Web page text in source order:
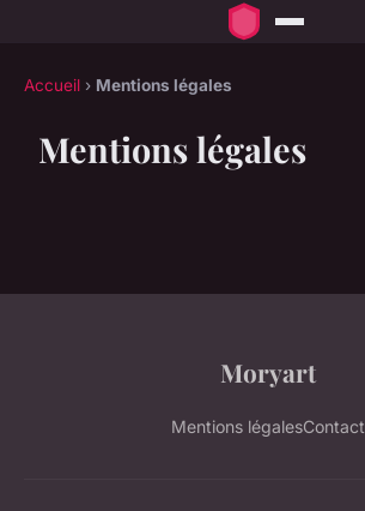
Accueil › Mentions légales
Mentions légales
Moryart
Mentions légalesContact